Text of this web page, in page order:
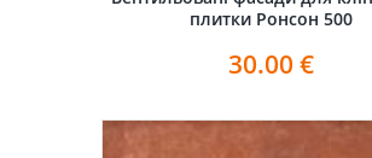
плитки Ронсон 500
30.00 €